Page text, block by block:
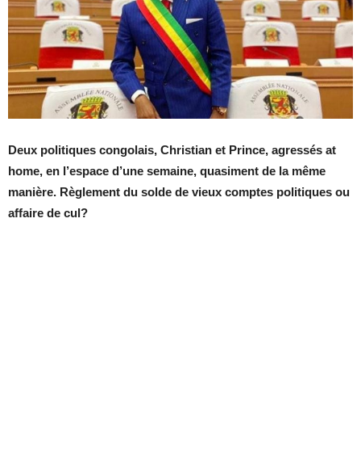
Deux politiques congolais, Christian et Prince, agressés at
home, en l’espace d’une semaine, quasiment de la même
manière. Règlement du solde de vieux comptes politiques ou
affaire de cul?